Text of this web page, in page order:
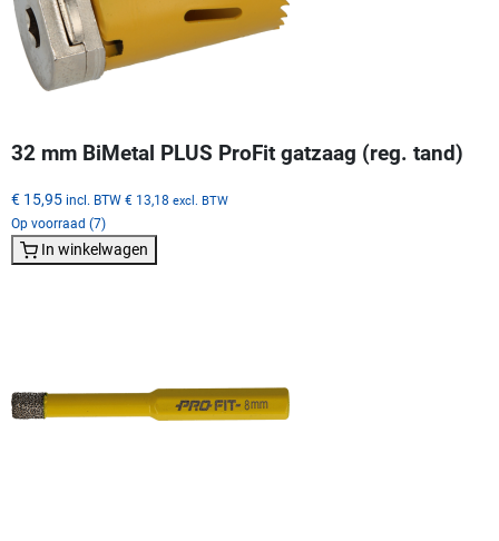
32 mm BiMetal PLUS ProFit gatzaag (reg. tand)
€ 15,95 incl. BTW € 13,18 excl. BTW
Op voorraad (7)
In winkelwagen